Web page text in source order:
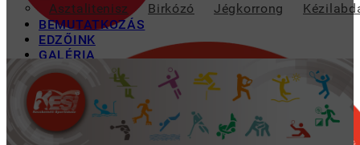
Asztalitenisz Birkózó Jégkorrong
BEMUTATKOZÁS
EDZŐINK
GALÉRIA
TAO
KAPCSOLAT